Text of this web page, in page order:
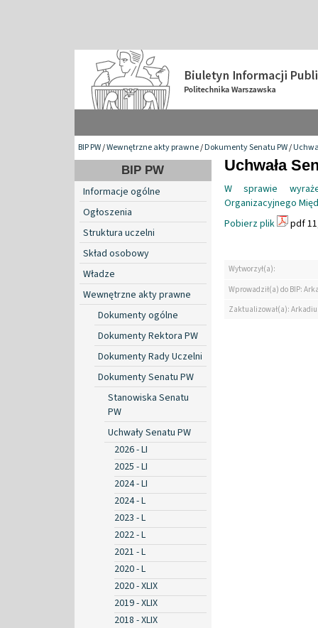
BIP PW/Wewnętrzne akty prawne/Dokumenty Senatu PW/
BIP PW
Informacje ogólne
Ogłoszenia
Struktura uczelni
Skład osobowy
Władze
Wewnętrzne akty prawne
Dokumenty ogólne
Dokumenty Rektora PW
Dokumenty Rady Uczelni
Dokumenty Senatu PW
Stanowiska Senatu
PW
Uchwały Senatu PW
2026 - LI
2025 - LI
2024 - LI
2024 - L
2023 - L
2022 - L
2021 - L
2020 - L
2020 - XLIX
2019 - XLIX
2018 - XLIX
Uchwała
W sprawie
Organizacyjnego
Pobierz plik
pdf
Wytworzył(a):
Wprowadził(a) do BIP:
Zaktualizował(a):